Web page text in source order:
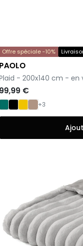
Offre spéciale -10%
PAOLO
- 200x140 cm -
99,99 €
+3